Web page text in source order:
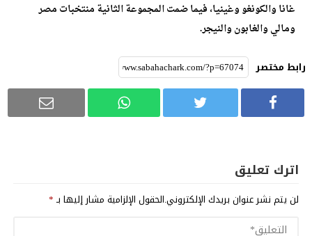
غانا والكونغو وغينيا، فيما ضمت المجموعة الثانية منتخبات مصر
ومالي والغابون والنيجر.
رابط مختصر
اترك تعليق
لن يتم نشر عنوان بريدك الإلكتروني.الحقول الإلزامية مشار إليها بـ*